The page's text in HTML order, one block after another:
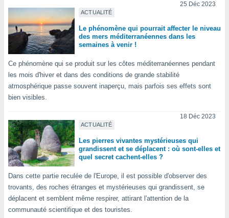
ou
et
les
utiliser
le
de
et
ACTUALITÉ
25 Déc 2023
Le phénomène qui pourrait affecter le niveau
des mers méditerranéennes dans les
semaines à venir !
Ce phénomène qui se produit sur les côtes méditerranéennes pendant
les mois d'hiver et dans des conditions de grande stabilité
atmosphérique passe souvent inaperçu, mais parfois ses effets sont
bien visibles.
ACTUALITÉ
18 Déc 2023
Les pierres vivantes mystérieuses qui
grandissent et se déplacent : où sont-elles et
quel secret cachent-elles ?
Dans cette partie reculée de l'Europe, il est possible d'observer des
trovants, des roches étranges et mystérieuses qui grandissent, se
déplacent et semblent même respirer, attirant l'attention de la
communauté scientifique et des touristes.